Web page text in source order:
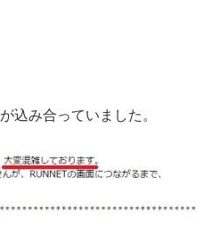
込み合っていました。